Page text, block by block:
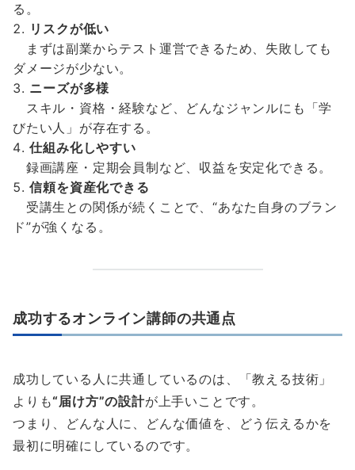
る。
リスクが低い
まずは副業からテスト運営できるため、失敗しても
ダメージが少ない。
ニーズが多様
スキル・資格・経験など、どんなジャンルにも「学
びたい人」が存在する。
仕組み化しやすい
録画講座・定期会員制など、収益を安定化できる。
信頼を資産化できる
受講生との関係が続くことで、“あなた自身のブラン
ド”が強くなる。
成功するオンライン講師の共通点
成功している人に共通しているのは、「教える技術」
よりも“届け方”の設計が上手いことです。
つまり、どんな人に、どんな価値を、どう伝えるかを
最初に明確にしているのです。